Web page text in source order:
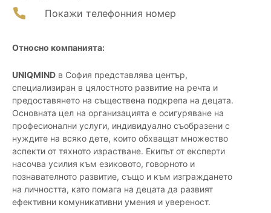
Покажи телефонния номер
Относно компанията:
UNIQMIND в София представлява център,
специализиран в цялостното развитие на речта и
предоставянето на съществена подкрепа на децата.
Основната цел на организацията е осигуряване на
професионални услуги, индивидуално съобразени с
нуждите на всяко дете, които обхващат множество
аспекти от тяхното израстване. Екипът от експерти
насочва усилия към езиковото, говорното и
познавателното развитие, също и към изграждането
на личността, като помага на децата да развият
ефективни комуникативни умения и увереност.